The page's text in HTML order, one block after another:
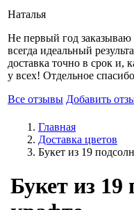
Наталья
Не первый год
всегда идеальный
доставка точно в срок и,
у всех! Отдельное
Все отзывы Добавить
Главная
Доставка цветов
Букет из 19
Букет из 19